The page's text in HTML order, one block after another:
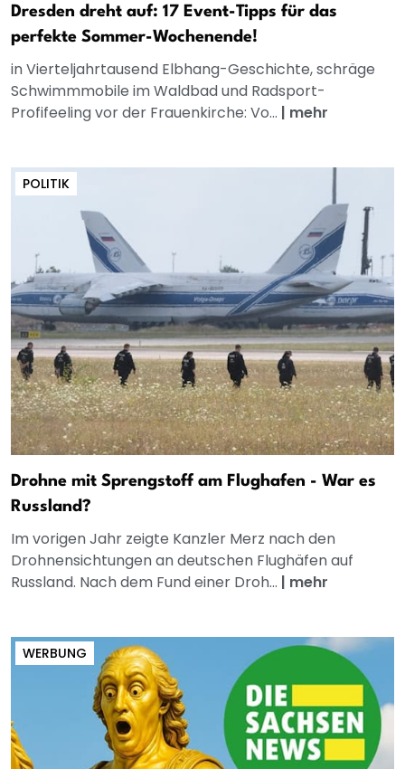
Dresden dreht auf: 17 Event-Tipps für das
perfekte Sommer-Wochenende!
in Vierteljahrtausend Elbhang-Geschichte, schräge
Schwimmmobile im Waldbad und Radsport-
Profifeeling vor der Frauenkirche: Vo... | mehr
POLITIK
Drohne mit Sprengstoff am Flughafen - War es
Russland?
Im vorigen Jahr zeigte Kanzler Merz nach den
Drohnensichtungen an deutschen Flughäfen auf
Russland. Nach dem Fund einer Droh... | mehr
WERBUNG